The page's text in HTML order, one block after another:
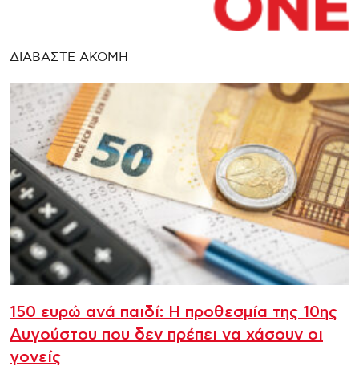
ΔΙΑΒΑΣΤΕ ΑΚΟΜΗ
150 ευρώ ανά παιδί: Η προθεσμία της 10ης
Αυγούστου που δεν πρέπει να χάσουν οι
γονείς